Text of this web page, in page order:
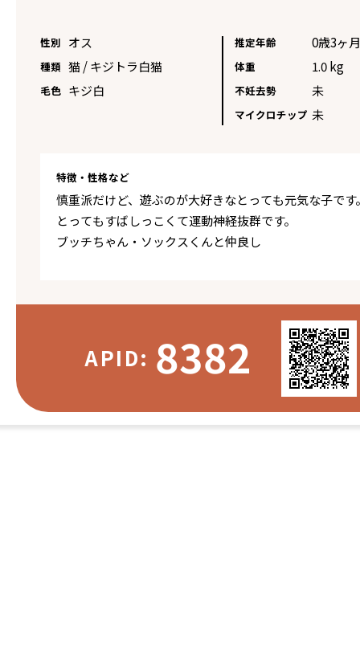
性別
種類
毛色
オス
猫 / キジトラ白猫
キジ白
推定年齢
体重
不妊去勢
マイクロチップ
0歳3ヶ月
1.0 kg
未
未
特徴・性格など
慎重派だけど、遊ぶのが大好きなとっても元気な子です
とってもすばしっこくて運動神経抜群です。
ブッチちゃん・ソックスくんと仲良し
APID: 8382